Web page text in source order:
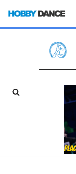
Sari